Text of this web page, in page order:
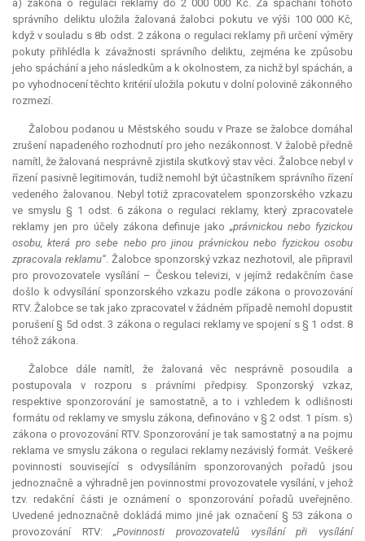
a) zákona o regulaci reklamy do 2 000 000 Kč. Za spáchání tohoto
správního deliktu uložila žalovaná žalobci pokutu ve výši 100 000 Kč,
když v souladu s 8b odst. 2 zákona o regulaci reklamy při určení výměry
pokuty přihlédla k závažnosti správního deliktu, zejména ke způsobu
jeho spáchání a jeho následkům a k okolnostem, za nichž byl spáchán, a
po vyhodnocení těchto kritérií uložila pokutu v dolní polovině zákonného
rozmezí.
Žalobou podanou u Městského soudu v Praze se žalobce domáhal
zrušení napadeného rozhodnutí pro jeho nezákonnost. V žalobě předně
namítl, že žalovaná nesprávně zjistila skutkový stav věci. Žalobce nebyl v
řízení pasivně legitimován, tudíž nemohl být účastníkem správního řízení
vedeného žalovanou. Nebyl totiž zpracovatelem sponzorského vzkazu
ve smyslu § 1 odst. 6 zákona o regulaci reklamy, který zpracovatele
reklamy jen pro účely zákona definuje jako„právnickou nebo fyzickou
osobu, která pro sebe nebo pro jinou právnickou nebo fyzickou osobu
zpracovala reklamu“. Žalobce sponzorský vzkaz nezhotovil, ale připravil
pro provozovatele vysílání – Českou televizi, v jejímž redakčním čase
došlo k odvysílání sponzorského vzkazu podle zákona o provozování
RTV. Žalobce se tak jako zpracovatel v žádném případě nemohl dopustit
porušení § 5d odst. 3 zákona o regulaci reklamy ve spojení s § 1 odst. 8
téhož zákona.
Žalobce dále namítl, že žalovaná věc nesprávně posoudila a
postupovala v rozporu s právními předpisy. Sponzorský vzkaz,
respektive sponzorování je samostatně, a to i vzhledem k odlišnosti
formátu od reklamy ve smyslu zákona, definováno v § 2 odst. 1 písm. s)
zákona o provozování RTV. Sponzorování je tak samostatný a na pojmu
reklama ve smyslu zákona o regulaci reklamy nezávislý formát. Veškeré
povinnosti související s odvysíláním sponzorovaných pořadů jsou
jednoznačně a výhradně jen povinnostmi provozovatele vysílání, v jehož
tzv. redakční části je oznámení o sponzorování pořadů uveřejněno.
Uvedené jednoznačně dokládá mimo jiné jak označení § 53 zákona o
provozování RTV:„Povinnosti provozovatelů vysílání při vysílání